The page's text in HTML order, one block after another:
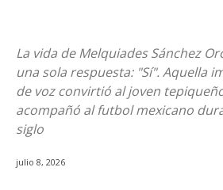
La vida de Melquiades Sánchez
una sola respuesta: "Sí". Aquella
de voz convirtió al joven
acompañó al futbol mexicano
siglo
julio 8, 2026